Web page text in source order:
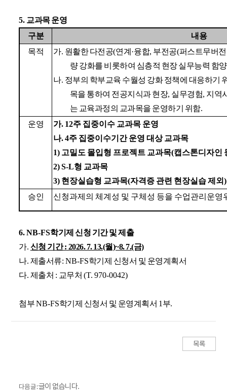
5. 교과목 운영
구분
내용
목적
가. 원활한 다전공(연계 ·융합, 부전공(퍼스트무버
량 강화를 비롯하여 심층적 현장 실무능력 함
나. 정부의 학부교육 수월성 강화 정책에 대응하기
목을 통하여 전공지식과 현장, 실무경험, 지역
는 교육과정의 교과목을 운영하기 위함.
운영
가. 12주 집중이수 교과목 운영
나. 4주 집중이수기간 운영 대상 교과목
1) 고밀도 몰입형 프로젝트 교과목(캡스톤디자인
2) S-L형 교과목
3) 현장실습형 교과목(자격증 관련 현장실습 제외)
승인
신청과제의 체계성 및 구체성 등을 수업관리운
6. NB-FS학기제 신청 기간 및 제출
가. 신청 기간: 2026. 7. 13.(월)~8. 7.(금)
나. 제출서류: NB-FS학기제 신청서 및 운영계획서
다. 제출처 : 교무처 (T. 970-0042)
첨부NB-FS학기제 신청서 및 운영계획서 1 부.
목록
다음 글 :글이 없습니다.